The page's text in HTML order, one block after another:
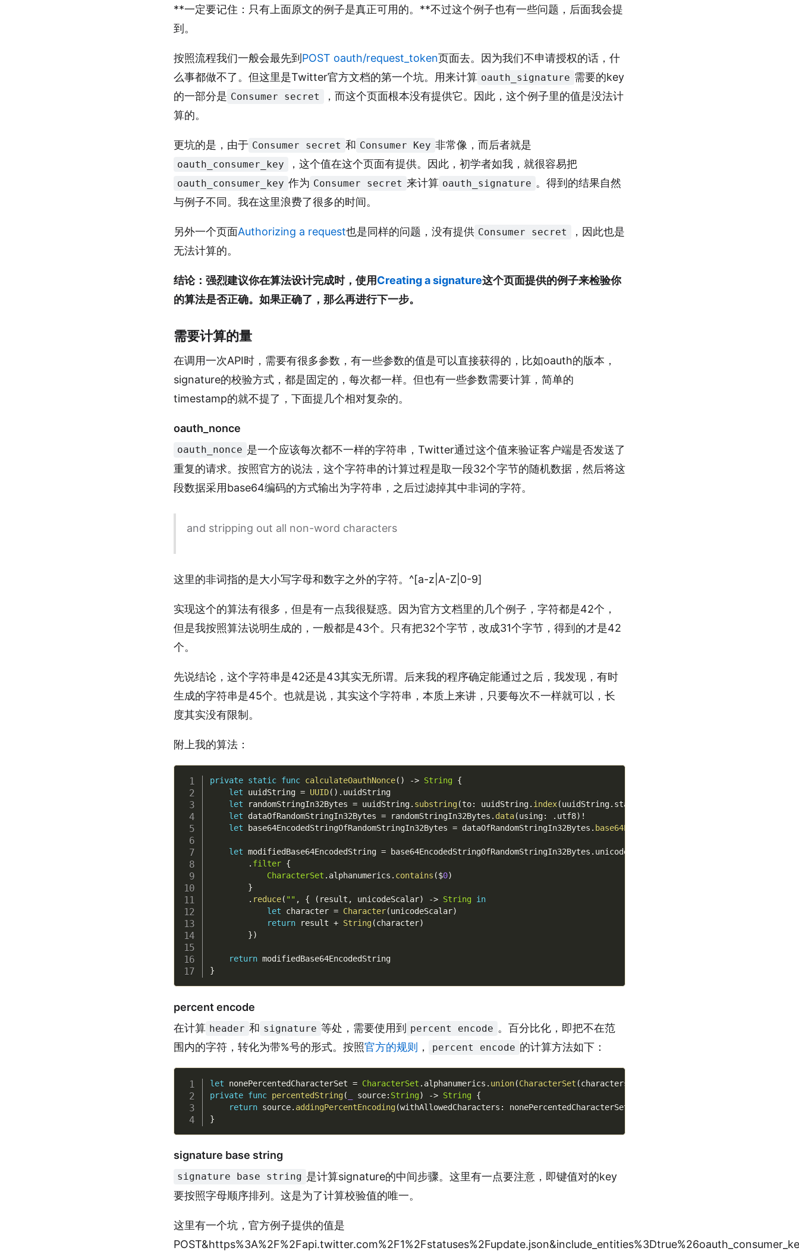
**一定要记住：只有上面原文的例子是真正可用的。**不过这个例子也有一些问题，后面我会提
到。
按照流程我们一般会最先到 POST oauth/request_token页面去。因为我们不申请授权的话，什
么事都做不了。但这里是Twitter官方文档的第一个坑。用来计算 oauth_signature 需要的key
的一部分是 Consumer secret
，而这个页面根本没有提供它。因此，这个例子里的值是没法计
算的。
更坑的是，由于 Consumer secret 和 Consumer Key 非常像，而后者就是
oauth_consumer_key ，这个值在这个页面有提供。因此，初学者如我，就很容易把
oauth_consumer_key 作为 Consumer secret 来计算 oauth_signature 。得到的结果自然
与例子不同。我在这里浪费了很多的时间。
另外一个页面Authorizing a request也是同样的问题，没有提供 Consumer secret
，因此也是
无法计算的。
结论：强烈建议你在算法设计完成时，使用Creating a signature这个页面提供的例子来检验你
的算法是否正确。如果正确了，那么再进行下一步。
需要计算的量
在调用一次API时，需要有很多参数，有一些参数的值是可以直接获得的，比如oauth的版本，
signature的校验方式，都是固定的，每次都一样。但也有一些参数需要计算，简单的
timestamp的就不提了，下面提几个相对复杂的。
oauth_nonce
oauth_nonce 是一个应该每次都不一样的字符串，Twitter通过这个值来验证客户端是否发送了
重复的请求。按照官方的说法，这个字符串的计算过程是取一段32个字节的随机数据，然后将这
段数据采用base64编码的方式输出为字符串，之后过滤掉其中非词的字符。
and stripping out all non-word characters
这里的非词指的是大小写字母和数字之外的字符。^[a-z|A-Z|0-9]
实现这个的算法有很多，但是有一点我很疑惑。因为官方文档里的几个例子，字符都是42个，
但是我按照算法说明生成的，一般都是43个。只有把32个字节，改成31个字节，得到的才是42
个。
先说结论，这个字符串是42还是43其实无所谓。后来我的程序确定能通过之后，我发现，有时
生成的字符串是45个。也就是说，其实这个字符串，本质上来讲，只要每次不一样就可以，长
度其实没有限制。
附上我的算法：
private static func calculateOauthNonce( ) -> String {
let uuidString = UUID( ) . uuidString
let randomStringIn32Bytes = uuidString. substring(to: uuidString. index(uuidString. startIndex
let dataOfRandomStringIn32Bytes = randomStringIn32Bytes . data(using: . utf8) !
let base64EncodedStringOfRandomStringIn32Bytes = dataOfRandomStringIn32Bytes . base64EncodedString
let modifiedBase64EncodedString = base64EncodedStringOfRandomStringIn32Bytes . unicodeScalars
. filter {
CharacterSet . alphanumerics . contains ($0)
}
. reduce( "" , { ( result , unicodeScalar) -> String in
let character = Character(unicodeScalar)
return result + String(character)
})
return
}
percent encode
在计算 header 和 signature 等处，需要使用到 percent encode 。百分比化，即把不在范
围内的字符，转化为带%号的形式。按照官方的规则 ， percent encode 的计算方法如下：
let nonePercentedCharacterSet = CharacterSet . alphanumerics . union(CharacterSet (charactersIn
private func percentedString( source: String) -> String {
return source. addingPercentEncoding(withAllowedCharacters : nonePercentedCharacterSet
}
signature base string
signature base string 是计算signature的中间步骤。这里有一点要注意，即键值对的key
要按照字母顺序排列。这是为了计算校验值的唯一。
这里有一个坑，官方例子提供的值是